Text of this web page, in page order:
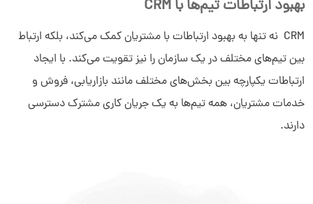
بهبود ارتباطات تیم‌ها با CRM
CRM نه تنها به بهبود ارتباطات با مشتریان کمک می‌کند، بلکه ارتباط
بین تیم‌های مختلف در یک سازمان را نیز تقویت می‌کند. با ایجاد
ارتباطات یکپارچه بین بخش‌های مختلف مانند بازاریابی، فروش و
خدمات مشتریان، همه تیم‌ها به یک جریان کاری مشترک دسترسی
دارند.